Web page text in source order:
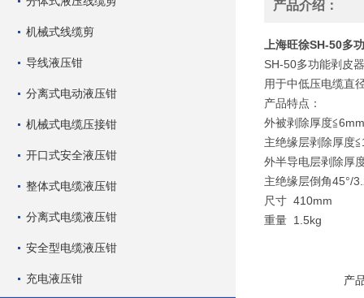
机械式线缆剪
导线液压钳
分离式电动液压钳
机械式电缆压接钳
开口式安全液压钳
整体式电缆液压钳
分离式电缆液压钳
安全型电缆液压钳
充电液压钳
产品介绍：
上海旺徐SH-50多
SH-50多功能剥皮
用于中低压电缆直
产品特点：
外被剥除厚度≦6mm
主绝缘层剥除厚度
外半导电层剥除厚
主绝缘层倒角45°/
尺寸 410mm
重量 1.5kg
产